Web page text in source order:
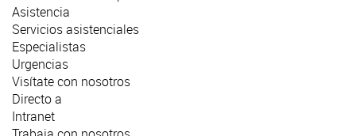
Asistencia
Servicios asistenciales
Especialistas
Urgencias
Visítate con nosotros
Directo a
Intranet